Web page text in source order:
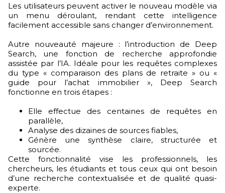
Les utilisateurs peuvent activer le nouveau modèle via
un menu déroulant, rendant cette intelligence
facilement accessible sans changer d’environnement.
Autre nouveauté majeure : l’introduction de Deep
Search, une fonction de recherche approfondie
assistée par l’IA. Idéale pour les requêtes complexes
du type « comparaison des plans de retraite » ou «
guide pour l’achat immobilier », Deep Search
fonctionne en trois étapes :
Elle effectue des centaines de requêtes en
parallèle,
Analyse des dizaines de sources fiables,
Génère une synthèse claire, structurée et
sourcée.
Cette fonctionnalité vise les professionnels, les
chercheurs, les étudiants et tous ceux qui ont besoin
d’une recherche contextualisée et de qualité quasi-
experte.